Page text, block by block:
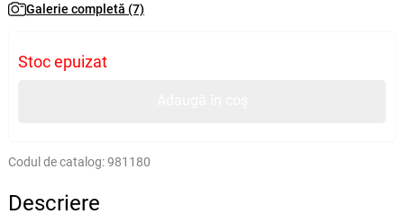
Galerie completă (7)
Stoc epuizat
Codul de catalog:981180
Descriere